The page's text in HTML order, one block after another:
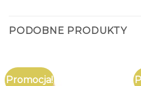
PODOBNE PRODUKTY
Promocja!